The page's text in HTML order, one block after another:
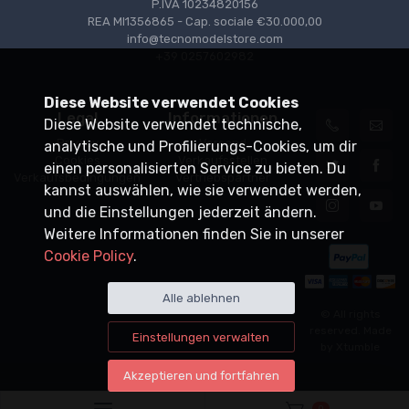
P.IVA 10234820156
REA MI1356865 - Cap. sociale €30.000,00
info@tecnomodelstore.com
Legal
Privacy
Cookies
Verkaufsbedingungen
Informationen
Versand
Verkaufsstellen
Vertriebspartner
Diese Website verwendet Cookies
Diese Website verwendet technische,
analytische und Profilierungs-Cookies, um dir
einen personalisierten Service zu bieten. Du
kannst auswählen, wie sie verwendet werden,
und die Einstellungen jederzeit ändern.
Weitere Informationen finden Sie in unserer
Cookie Policy.
Alle ablehnen
Einstellungen verwalten
Akzeptieren und fortfahren